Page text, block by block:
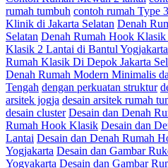
rumah tumbuh contoh rumah Type
Klinik di Jakarta Selatan Denah
Selatan Denah Rumah Hook Klasik
Klasik 2 Lantai di Bantul Yogjakarta
Rumah Klasik Di Depok Jakarta
Denah Rumah Modern Minimalis
Tengah dengan perkuatan struktur
arsitek jogja desain arsitek rumah
desain cluster Desain dan Denah
Rumah Hook Klasik Desain dan
Lantai Desain dan Denah Rumah
Yogjakarta Desain dan Gambar
Yogyakarta Desain dan Gambar